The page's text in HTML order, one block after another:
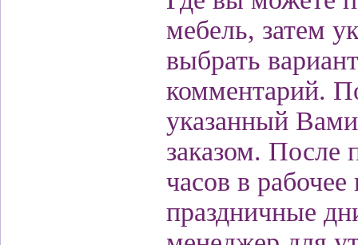
мебель, затем
выбрать
комментарий.
указанный
заказом. После
часов в
праздничные